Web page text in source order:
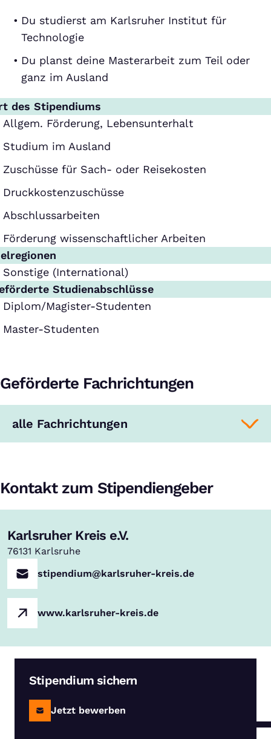
Du studierst am Karlsruher Institut für
Technologie
Du planst deine Masterarbeit zum Teil oder
ganz im Ausland
des Stipendiums
Allgem. Förderung, Lebensunterhalt
Studium im Ausland
Zuschüsse für Sach- oder Reisekosten
Druckkostenzuschüsse
Abschlussarbeiten
Förderung wissenschaftlicher Arbeiten
Sonstige (International)
Studienabschlüsse
Diplom/Magister-Studenten
Master-Studenten
Geförderte Fachrichtungen
alle Fachrichtungen
Kontakt zum Stipendiengeber
Karlsruher Kreis e.V.
76131 Karlsruhe
stipendium@karlsruher-kreis.de
www.karlsruher-kreis.de
Stipendium sichern
Jetzt bewerben